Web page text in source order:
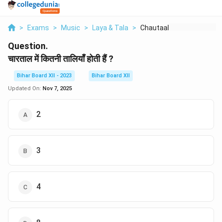
> Exams > Music > Laya & Tala > Chautaal Mein Kitni ...
Question.
चारताल में कितनी तालियाँ होती हैं ?
Bihar Board XII - 2023
Bihar Board XII
Updated On: Nov 7, 2025
2
3
4